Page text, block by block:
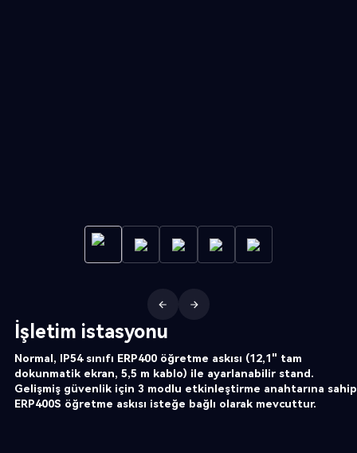
İşletim istasyonu
Normal, IP54 sınıfı ERP400 öğretme askısı (12,1" tam
dokunmatik ekran, 5,5 m kablo) ile ayarlanabilir stand.
Gelişmiş güvenlik için 3 modlu etkinleştirme anahtarına sahip
ERP400S öğretme askısı isteğe bağlı olarak mevcuttur.